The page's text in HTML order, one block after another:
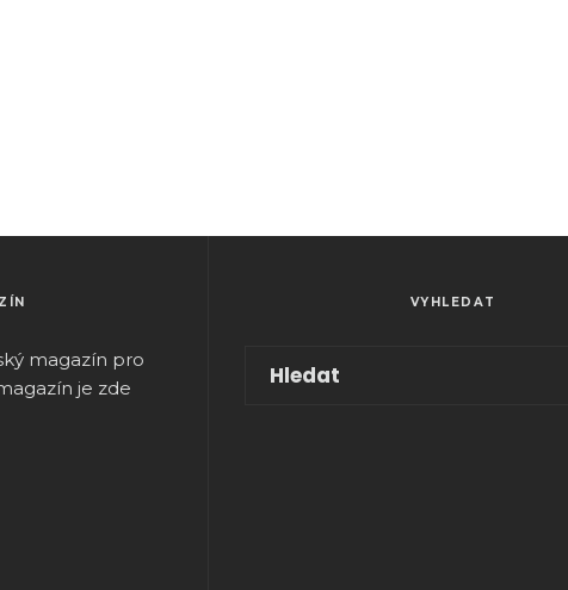
magazín pro
je zde
VYHLEDAT